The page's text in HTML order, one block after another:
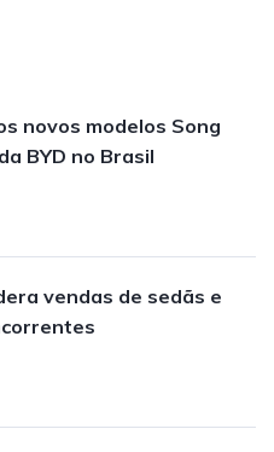
novos modelos Song
BYD no Brasil
vendas de sedãs e